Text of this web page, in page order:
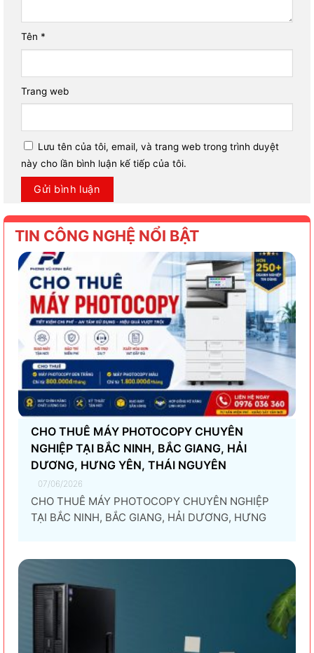
Tên *
Trang web
Lưu tên của tôi, email, và trang web trong trình duyệt
này cho lần bình luận kế tiếp của tôi.
TIN CÔNG NGHỆ NỔI BẬT
CHO THUÊ MÁY PHOTOCOPY CHUYÊN
NGHIỆP TẠI BẮC NINH, BẮC GIANG, HẢI
DƯƠNG, HƯNG YÊN, THÁI NGUYÊN
07/06/2026
CHO THUÊ MÁY PHOTOCOPY CHUYÊN NGHIỆP
TẠI BẮC NINH, BẮC GIANG, HẢI DƯƠNG, HƯNG
càng nhiều doanh nghiệp lựa chọn giải pháp...